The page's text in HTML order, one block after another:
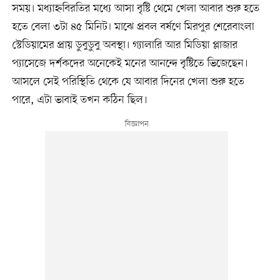
সময়। মধ্যাহ্নবিরতির মধ্যে আসা বৃষ্টি থেমে খেলা আবার শুরু হতে
হতে বেলা ৩টা ৪৫ মিনিট। মাঝে প্রবল বর্ষণে মিরপুর শেরেবাংলা
স্টেডিয়ামের প্রায় ডুবুডুবু অবস্থা। গ্যালারি আর মিডিয়া প্লাজার
প্যাসেজে দর্শকদের অনেকেই মনের আনন্দে বৃষ্টিতে ভিজেছেন।
আসলে সেই পরিস্থিতি থেকে যে আবার দিনের খেলা শুরু হতে
পারে, এটা ভাবাই তখন কঠিন ছিল।